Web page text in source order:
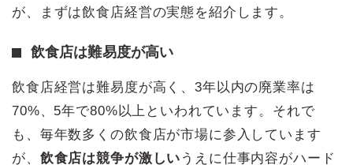
が、まずは飲食店経営の実態を紹介します。
飲食店は難易度が高い
飲食店経営は難易度が高く、3年以内の廃業率は
70%、5年で80%以上といわれています。それで
も、毎年数多くの飲食店が市場に参入しています
が、 飲食店は競争が激しい うえに仕事内容がハード